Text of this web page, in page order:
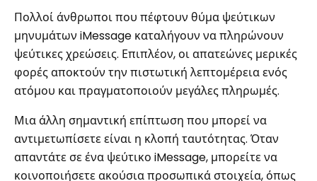
Πολλοί άνθρωποι που πέφτουν θύμα ψεύτικων
μηνυμάτων iMessage καταλήγουν να πληρώνουν
ψεύτικες χρεώσεις. Επιπλέον, οι απατεώνες μερικές
φορές αποκτούν την πιστωτική λεπτομέρεια ενός
ατόμου και πραγματοποιούν μεγάλες πληρωμές.
Μια άλλη σημαντική επίπτωση που μπορεί να
αντιμετωπίσετε είναι η κλοπή ταυτότητας. Όταν
απαντάτε σε ένα ψεύτικο iMessage, μπορείτε να
κοινοποιήσετε ακούσια προσωπικά στοιχεία, όπως